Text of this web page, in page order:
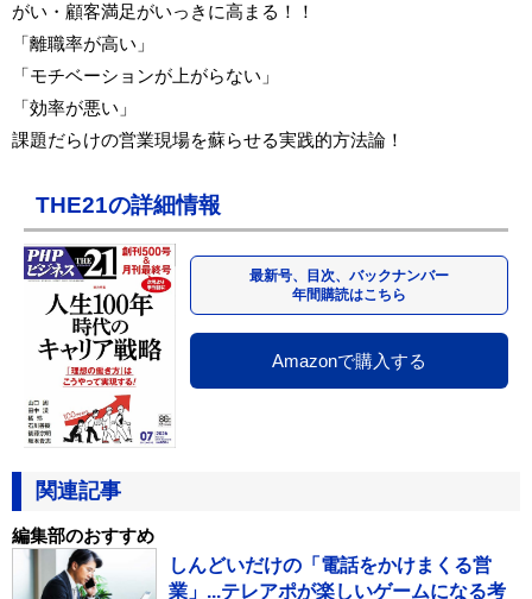
がい・顧客満足がいっきに高まる！！
「離職率が高い」
「モチベーションが上がらない」
「効率が悪い」
課題だらけの営業現場を蘇らせる実践的方法論！
THE21の詳細情報
最新号、目次、バックナンバー
年間購読はこちら
Amazonで購入する
関連記事
編集部のおすすめ
しんどいだけの「電話をかけまくる営
業」...テレアポが楽しいゲームになる考